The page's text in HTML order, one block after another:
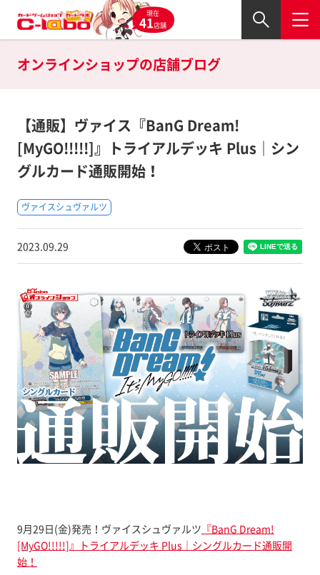
現在
41店舗
オンラインショップの店舗ブログ
【通販】ヴァイス『BanG Dream!
[MyGO!!!!!]』トライアルデッキ Plus｜シン
グルカード通販開始！
ヴァイスシュヴァルツ
2023.09.29
9月29日(金)発売！ヴァイスシュヴァルツ 『BanG Dream!
[MyGO!!!!!]』トライアルデッキ Plus｜シングルカード通販開
始！